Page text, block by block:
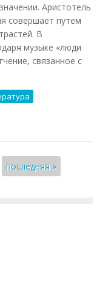
Аристотель
совершает путем
В
музыке «люди
связанное с
последняя »